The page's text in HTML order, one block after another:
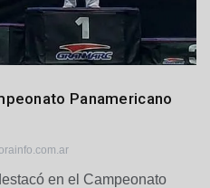
Panamericano
en el Campeonato